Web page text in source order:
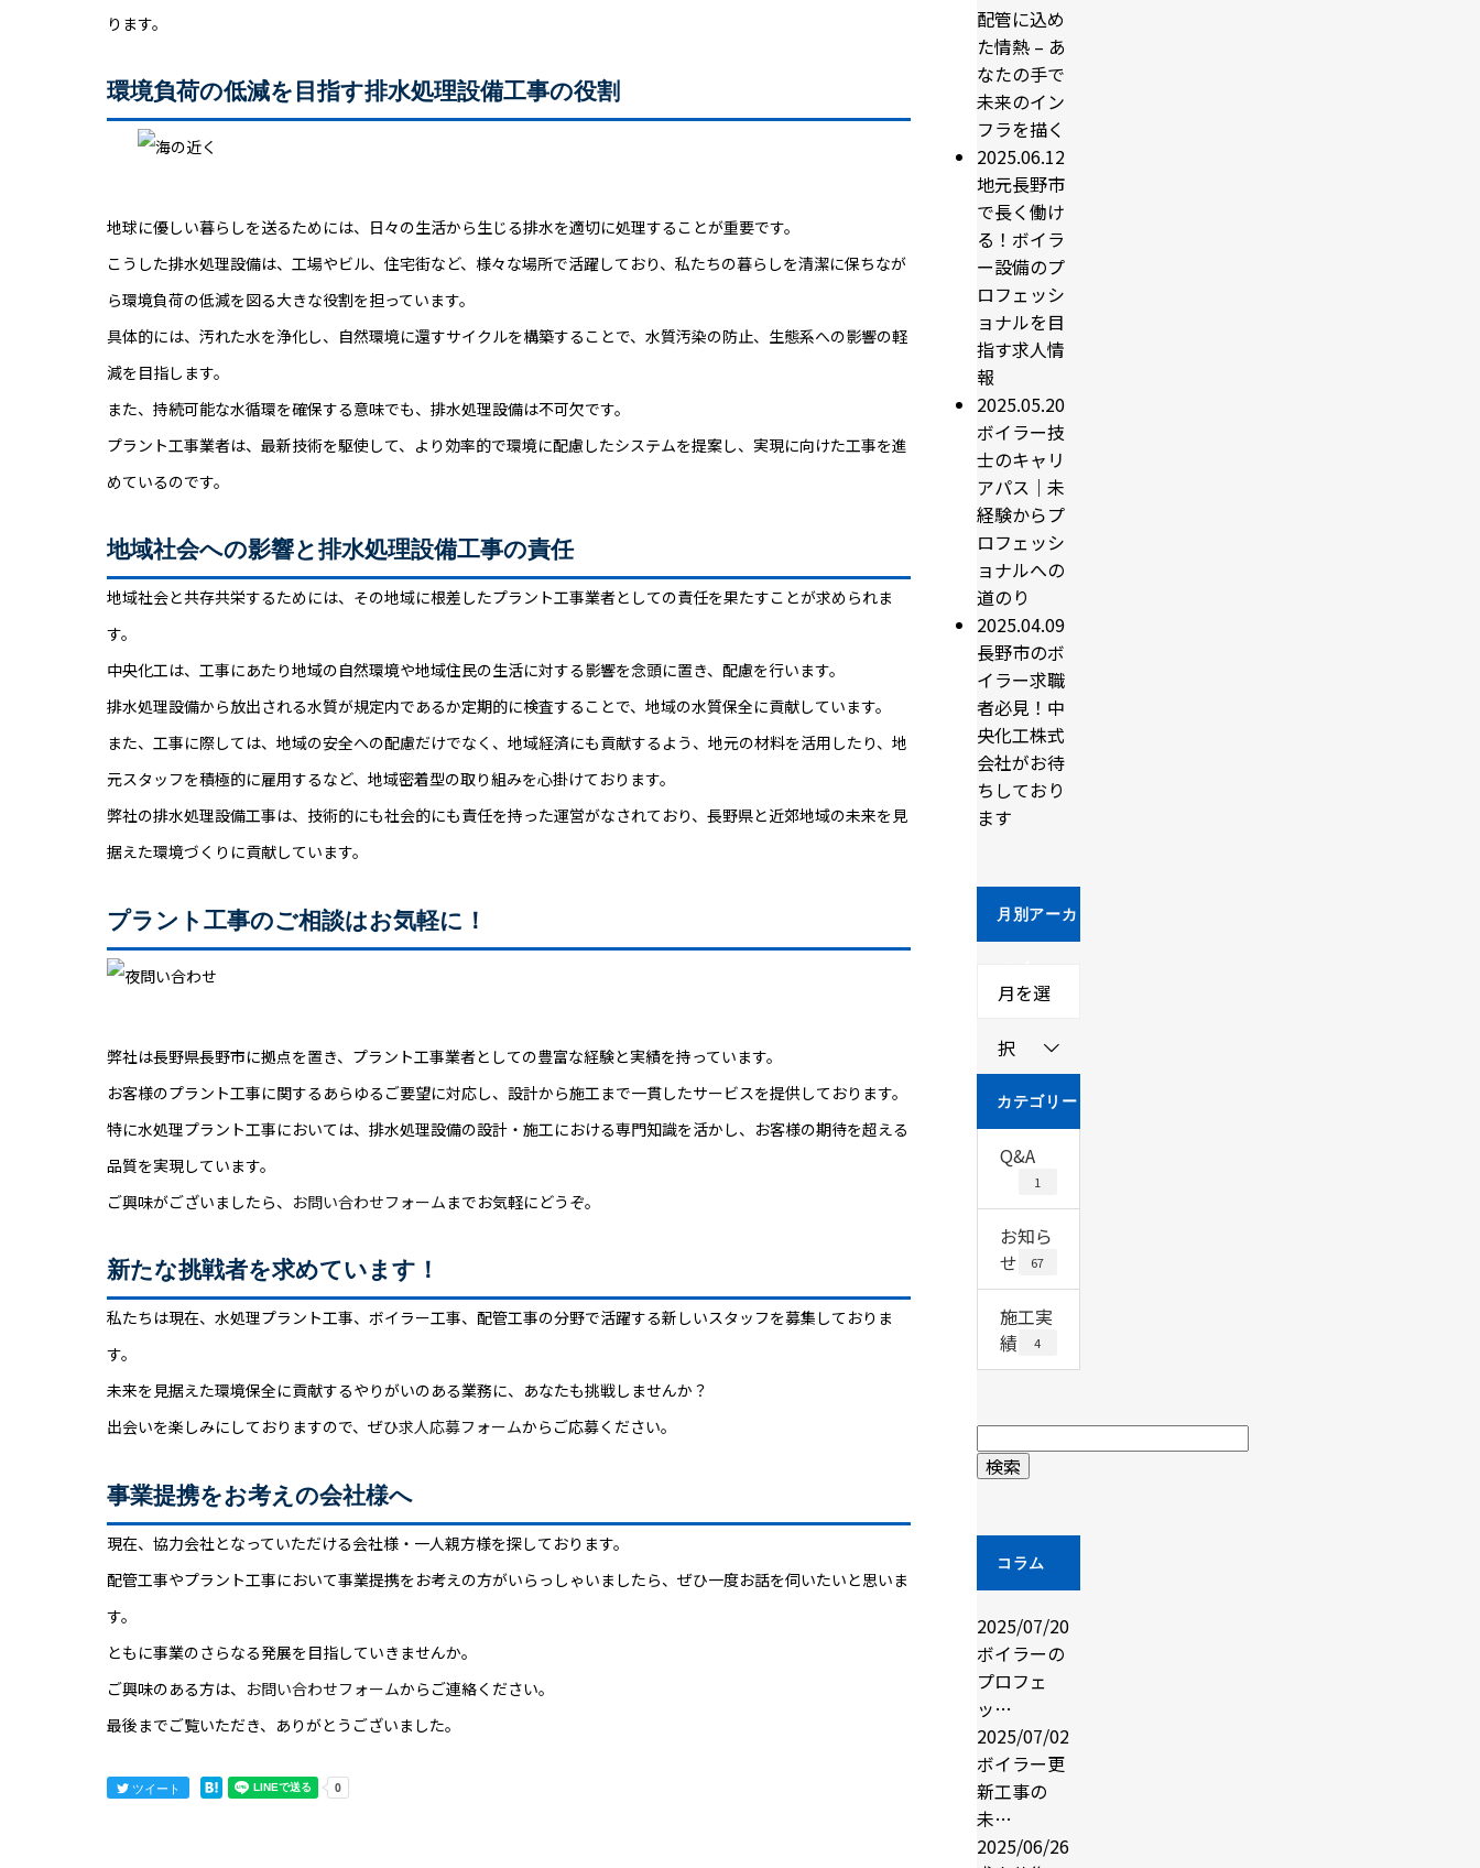
ります。
環境負荷の低減を目指す排水処理設備工事の役割
地球に優しい暮らしを送るためには、日々の生活から生じる排水を適切に処理することが重要です。
こうした排水処理設備は、工場やビル、住宅街など、様々な場所で活躍しており、私たちの暮らしを清潔に保ちなが
ら環境負荷の低減を図る大きな役割を担っています。
具体的には、汚れた水を浄化し、自然環境に還すサイクルを構築することで、水質汚染の防止、生態系への影響の軽
減を目指します。
また、持続可能な水循環を確保する意味でも、排水処理設備は不可欠です。
プラント工事業者は、最新技術を駆使して、より効率的で環境に配慮したシステムを提案し、実現に向けた工事を進
めているのです。
地域社会への影響と排水処理設備工事の責任
地域社会と共存共栄するためには、その地域に根差したプラント工事業者としての責任を果たすことが求められま
す。
中央化工は、工事にあたり地域の自然環境や地域住民の生活に対する影響を念頭に置き、配慮を行います。
排水処理設備から放出される水質が規定内であるか定期的に検査することで、地域の水質保全に貢献しています。
また、工事に際しては、地域の安全への配慮だけでなく、地域経済にも貢献するよう、地元の材料を活用したり、地
元スタッフを積極的に雇用するなど、地域密着型の取り組みを心掛けております。
弊社の排水処理設備工事は、技術的にも社会的にも責任を持った運営がなされており、長野県と近郊地域の未来を見
据えた環境づくりに貢献しています。
プラント工事のご相談はお気軽に！
弊社は長野県長野市に拠点を置き、プラント工事業者としての豊富な経験と実績を持っています。
お客様のプラント工事に関するあらゆるご要望に対応し、設計から施工まで一貫したサービスを提供しております。
特に水処理プラント工事においては、排水処理設備の設計・施工における専門知識を活かし、お客様の期待を超える
品質を実現しています。
ご興味がございましたら、 お問い合わせフォームまでお気軽にどうぞ。
新たな挑戦者を求めています！
私たちは現在、水処理プラント工事、ボイラー工事、配管工事の分野で活躍する新しいスタッフを募集しておりま
す。
未来を見据えた環境保全に貢献するやりがいのある業務に、あなたも挑戦しませんか？
出会いを楽しみにしておりますので、ぜひ求人応募フォームからご応募ください。
事業提携をお考えの会社様へ
現在、協力会社となっていただける会社様・一人親方様を探しております。
配管工事やプラント工事において事業提携をお考えの方がいらっしゃいましたら、ぜひ一度お話を伺いたいと思いま
す。
ともに事業のさらなる発展を目指していきませんか。
ご興味のある方は、 お問い合わせフォームからご連絡ください。
最後までご覧いただき、ありがとうございました。
ツイート
配管に込め
た情熱 – あ
なたの手で
未来のイン
フラを描く
2025.06.12
地元長野市
で長く働け
る！ボイラ
ー設備のプ
ロフェッシ
ョナルを目
指す求人情
報
2025.05.20
ボイラー技
士のキャリ
アパス｜未
経験からプ
ロフェッシ
ョナルへの
道のり
2025.04.09
長野市のボ
イラー求職
者必見！中
央化工株式
会社がお待
ちしており
ます
月別アーカ
月を選
択
カテゴリー
Q&A
1
お知ら
せ
67
施工実
績
4
コラム
2025/07/20
ボイラーの
プロフェ
ッ…
2025/07/02
ボイラー更
新工事の
未…
2025/06/26